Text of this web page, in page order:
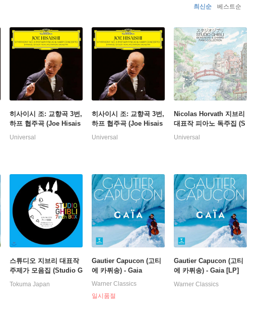
최신순 베스트순
히사이시 조: 교향곡 3번,
하프 협주곡 (Joe Hisais
hi: Symphony No.3 Met
Universal
히사이시 조: 교향곡 3번,
하프 협주곡 (Joe Hisais
hi: Symphony No.3 Met
Universal
Nicolas Horvath 지브리
대표작 피아노 독주집 (S
tudio Ghibli: Mononok
Universal
스튜디오 지브리 대표작
주제가 모음집 (Studio G
Vinyl 박스세트]
Tokuma Japan
Gautier Capucon (고티
에 카퓌송) - Gaia
Warner Classics
일시품절
Gautier Capucon (고티
에 카퓌송) - Gaia [LP]
Warner Classics